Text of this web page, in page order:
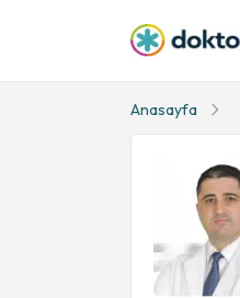
Anasayfa